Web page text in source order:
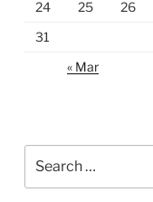
24
25 26
31
« Mar
for: